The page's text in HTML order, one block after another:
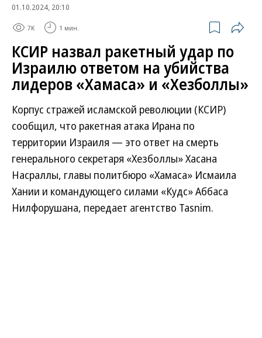
01.10.2024, 20:10
7K 1 мин.
КСИР назвал ракетный удар по
Израилю ответом на убийства
лидеров «Хамаса» и «Хезболлы»
Корпус стражей исламской революции (КСИР)
сообщил, что ракетная атака Ирана по
территории Израиля — это ответ на смерть
генерального секретаря «Хезболлы» Хасана
Насраллы, главы политбюро «Хамаса» Исмаила
Хании и командующего силами «Кудс» Аббаса
Нилфорушана, передает агентство Tasnim.